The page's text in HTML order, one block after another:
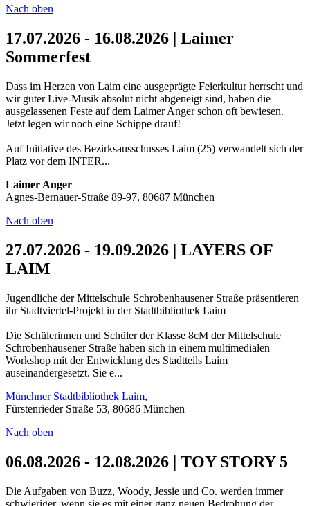
Nach oben
17.07.2026 - 16.08.2026 | Laimer
Sommerfest
Dass im Herzen von Laim eine ausgeprägte Feierkultur herrscht und
wir guter Live-Musik absolut nicht abgeneigt sind, haben die
ausgelassenen Feste auf dem Laimer Anger schon oft bewiesen.
Jetzt legen wir noch eine Schippe drauf!
Auf Initiative des Bezirksausschusses Laim (25) verwandelt sich der
Platz vor dem INTER...
Laimer Anger
Agnes-Bernauer-Straße 89-97, 80687 München
Nach oben
27.07.2026 - 19.09.2026 | LAYERS OF
LAIM
Jugendliche der Mittelschule Schrobenhausener Straße präsentieren
ihr Stadtviertel-Projekt in der Stadtbibliothek Laim
Die Schülerinnen und Schüler der Klasse 8cM der Mittelschule
Schrobenhausener Straße haben sich in einem multimedialen
Workshop mit der Entwicklung des Stadtteils Laim
auseinandergesetzt. Sie e...
Münchner Stadtbibliothek Laim,
Fürstenrieder Straße 53, 80686 München
Nach oben
06.08.2026 - 12.08.2026 | TOY STORY 5
Die Aufgaben von Buzz, Woody, Jessie und Co. werden immer
schwieriger, wenn sie es mit einer ganz neuen Bedrohung der